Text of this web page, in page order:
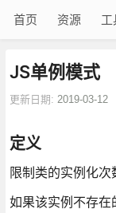
首页 资源 工
JS单例模式
更新日期: 2019-03-12
定义
限制类的实例化次
如果该实例不存在